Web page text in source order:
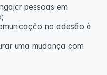
pessoas em
na adesão à
uma mudança com